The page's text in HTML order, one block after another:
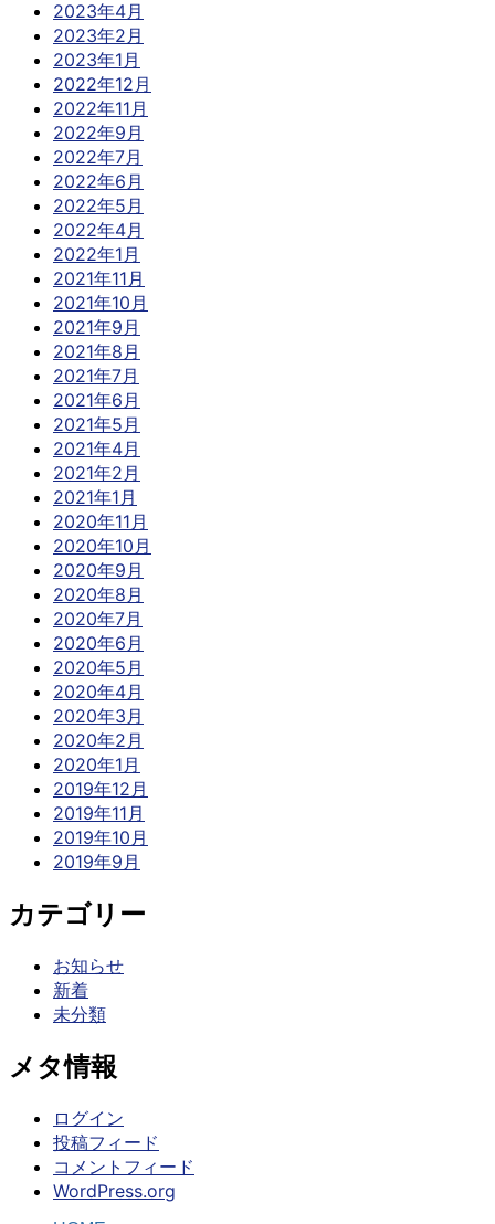
2023年4月
2023年2月
2023年1月
2022年12月
2022年11月
2022年9月
2022年7月
2022年6月
2022年5月
2022年4月
2022年1月
2021年11月
2021年10月
2021年9月
2021年8月
2021年7月
2021年6月
2021年5月
2021年4月
2021年2月
2021年1月
2020年11月
2020年10月
2020年9月
2020年8月
2020年7月
2020年6月
2020年5月
2020年4月
2020年3月
2020年2月
2020年1月
2019年12月
2019年11月
2019年10月
2019年9月
カテゴリー
お知らせ
新着
未分類
メタ情報
ログイン
投稿フィード
コメントフィード
WordPress.org